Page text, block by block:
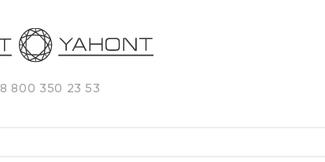
8 800 350 23 53